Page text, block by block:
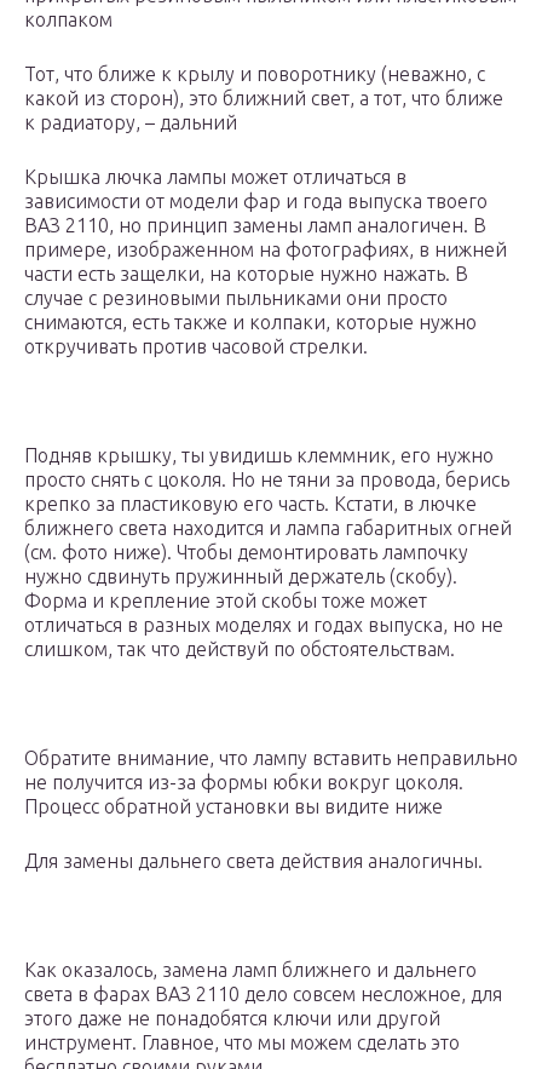
колпаком
Тот, что ближе к крылу и поворотнику (неважно, с
какой из сторон), это ближний свет, а тот, что ближе
к радиатору, – дальний
Крышка лючка лампы может отличаться в
зависимости от модели фар и года выпуска твоего
ВАЗ 2110, но принцип замены ламп аналогичен. В
примере, изображенном на фотографиях, в нижней
части есть защелки, на которые нужно нажать. В
случае с резиновыми пыльниками они просто
снимаются, есть также и колпаки, которые нужно
откручивать против часовой стрелки.
Подняв крышку, ты увидишь клеммник, его нужно
просто снять с цоколя. Но не тяни за провода, берись
крепко за пластиковую его часть. Кстати, в лючке
ближнего света находится и лампа габаритных огней
(см. фото ниже). Чтобы демонтировать лампочку
нужно сдвинуть пружинный держатель (скобу).
Форма и крепление этой скобы тоже может
отличаться в разных моделях и годах выпуска, но не
слишком, так что действуй по обстоятельствам.
Обратите внимание, что лампу вставить неправильно
не получится из-за формы юбки вокруг цоколя.
Процесс обратной установки вы видите ниже
Для замены дальнего света действия аналогичны.
Как оказалось, замена ламп ближнего и дальнего
света в фарах ВАЗ 2110 дело совсем несложное, для
этого даже не понадобятся ключи или другой
инструмент. Главное, что мы можем сделать это